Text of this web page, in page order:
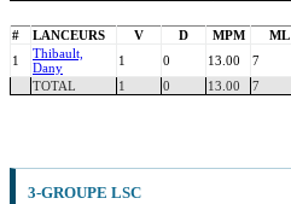
# LANCEURS V D MPM ML
1
Thibault,
Dany
1 0 13.00 7
TOTAL
1 0 13.00 7
3-GROUPE LSC